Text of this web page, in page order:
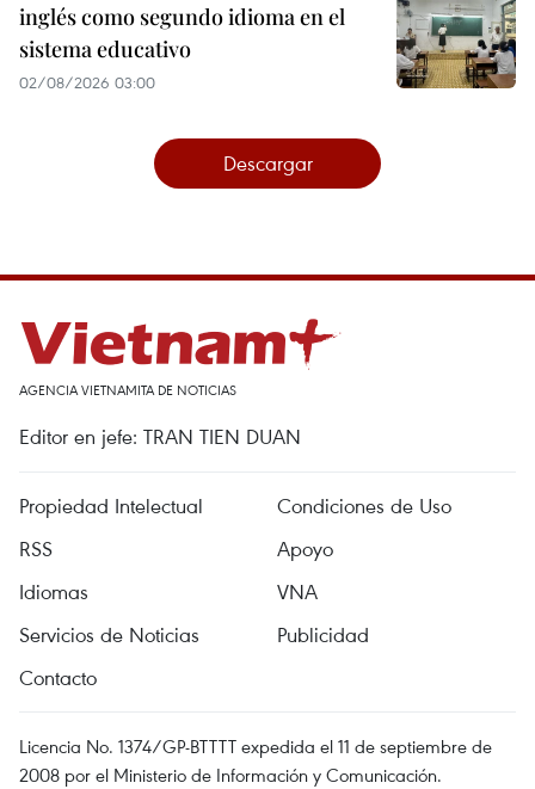
inglés como segundo idioma en el
sistema educativo
02/08/2026 03:00
Descargar
AGENCIA VIETNAMITA DE NOTICIAS
Editor en jefe: TRAN TIEN DUAN
Propiedad Intelectual
Condiciones de Uso
RSS
Apoyo
Idiomas
VNA
Servicios de Noticias
Publicidad
Contacto
Licencia No. 1374/GP-BTTTT expedida el 11 de septiembre de
2008 por el Ministerio de Información y Comunicación.